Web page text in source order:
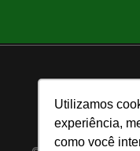
Utilizamos
experiência,
como você